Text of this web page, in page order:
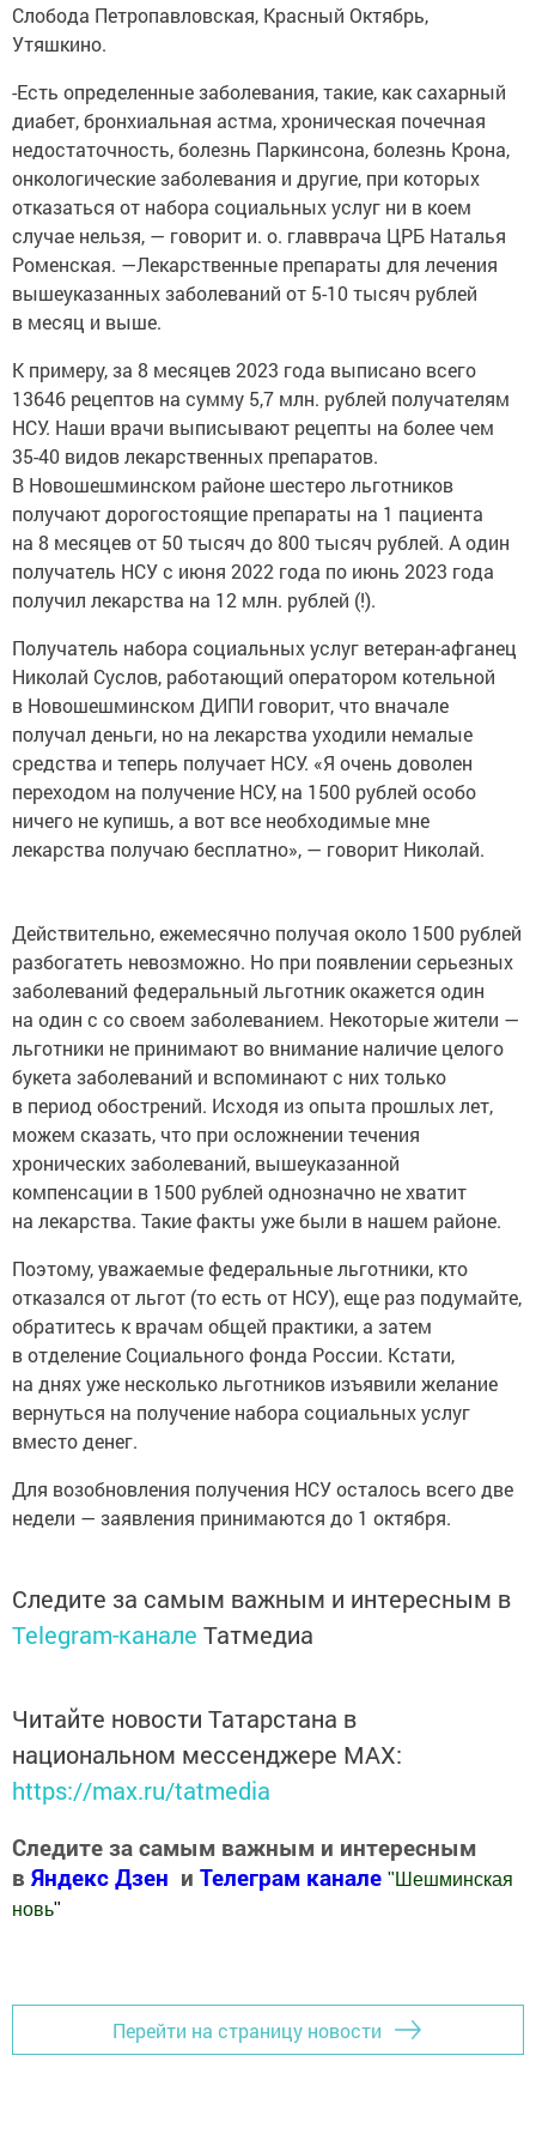
Слобода Петропавловская, Красный Октябрь,
Утяшкино.
-Есть определенные заболевания, такие, как сахарный
диабет, бронхиальная астма, хроническая почечная
недостаточность, болезнь Паркинсона, болезнь Крона,
онкологические заболевания и другие, при которых
отказаться от набора социальных услуг ни в коем
случае нельзя, — говорит и. о. главврача ЦРБ Наталья
Роменская. —Лекарственные препараты для лечения
вышеуказанных заболеваний от 5-10 тысяч рублей
в месяц и выше.
К примеру, за 8 месяцев 2023 года выписано всего
13646 рецептов на сумму 5,7 млн. рублей получателям
НСУ. Наши врачи выписывают рецепты на более чем
35-40 видов лекарственных препаратов.
В Новошешминском районе шестеро льготников
получают дорогостоящие препараты на 1 пациента
на 8 месяцев от 50 тысяч до 800 тысяч рублей. А один
получатель НСУ с июня 2022 года по июнь 2023 года
получил лекарства на 12 млн. рублей (!).
Получатель набора социальных услуг ветеран-афганец
Николай Суслов, работающий оператором котельной
в Новошешминском ДИПИ говорит, что вначале
получал деньги, но на лекарства уходили немалые
средства и теперь получает НСУ. «Я очень доволен
переходом на получение НСУ, на 1500 рублей особо
ничего не купишь, а вот все необходимые мне
лекарства получаю бесплатно», — говорит Николай.
Действительно, ежемесячно получая около 1500 рублей
разбогатеть невозможно. Но при появлении серьезных
заболеваний федеральный льготник окажется один
на один с со своем заболеванием. Некоторые жители —
льготники не принимают во внимание наличие целого
букета заболеваний и вспоминают с них только
в период обострений. Исходя из опыта прошлых лет,
можем сказать, что при осложнении течения
хронических заболеваний, вышеуказанной
компенсации в 1500 рублей однозначно не хватит
на лекарства. Такие факты уже были в нашем районе.
Поэтому, уважаемые федеральные льготники, кто
отказался от льгот (то есть от НСУ), еще раз подумайте,
обратитесь к врачам общей практики, а затем
в отделение Социального фонда России. Кстати,
на днях уже несколько льготников изъявили желание
вернуться на получение набора социальных услуг
вместо денег.
Для возобновления получения НСУ осталось всего две
недели — заявления принимаются до 1 октября.
Следите за самым важным и интересным в
Telegram-канале Татмедиа
Читайте новости Татарстана в
национальном мессенджере MАХ:
https://max.ru/tatmedia
Следите за самым важным и интересным
в Яндекс Дзен и Телеграм канале " Шешминская
новь"
Перейти на страницу новости